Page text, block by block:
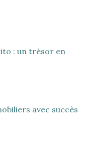
: un trésor en
avec succès